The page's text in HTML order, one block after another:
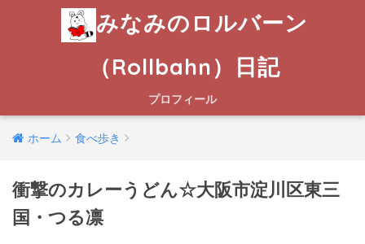
みなみのロルバーン
（Rollbahn）日記
プロフィール
ホーム 食べ歩き
衝撃のカレーうどん☆大阪市淀川区東三
国・つる凛